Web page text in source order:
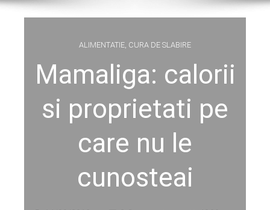
ALIMENTATIE CURA DE SLABIRE
Mamaliga: calorii
si proprietati pe
care nu le
cunosteai